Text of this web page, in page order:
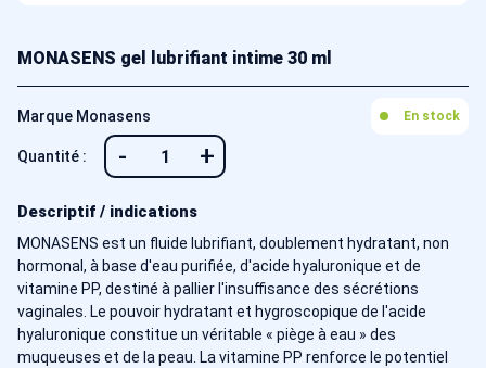
MONASENS gel lubrifiant intime 30 ml
Marque Monasens En stock
Quantité : - +
Descriptif / indications
MONASENS est un fluide lubrifiant, doublement hydratant, non
hormonal, à base d'eau purifiée, d'acide hyaluronique et de
vitamine PP, destiné à pallier l'insuffisance des sécrétions
vaginales. Le pouvoir hydratant et hygroscopique de l'acide
hyaluronique constitue un véritable « piège à eau » des
muqueuses et de la peau. La vitamine PP renforce le potentiel